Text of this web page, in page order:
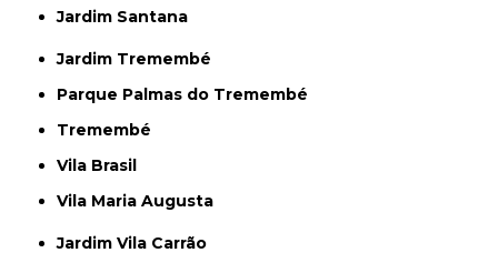
Jardim Santana
Jardim Tremembé
Parque Palmas do Tremembé
Tremembé
Vila Brasil
Vila Maria Augusta
Jardim Vila Carrão